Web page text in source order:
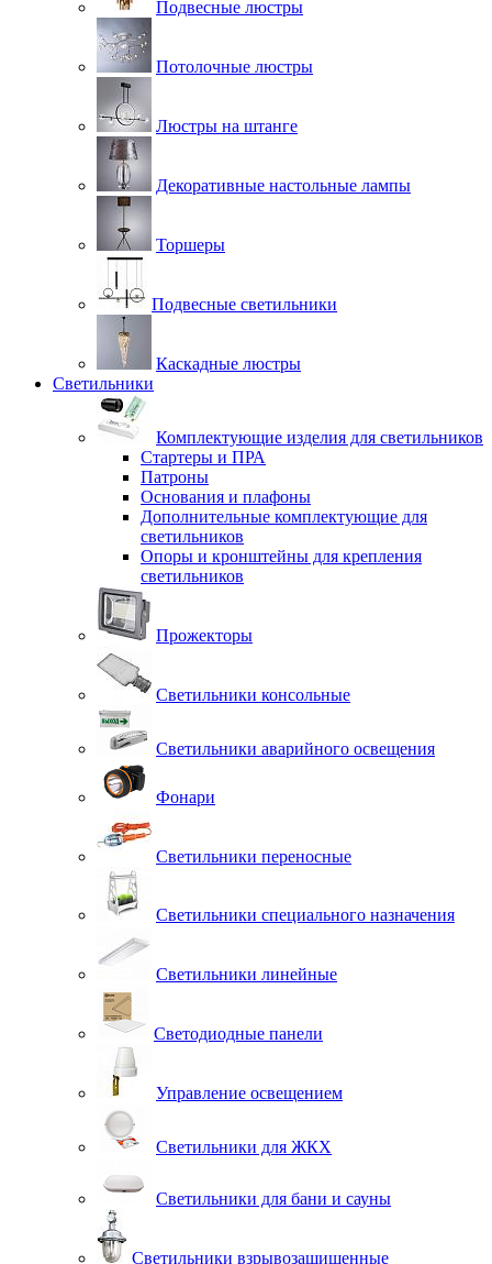
Подвесные люстры
Потолочные люстры
Люстры на штанге
Декоративные настольные лампы
Торшеры
Подвесные светильники
Каскадные люстры
Светильники
Комплектующие изделия для светильников
Стартеры и ПРА
Патроны
Основания и плафоны
Дополнительные комплектующие для
светильников
Опоры и кронштейны для крепления
светильников
Прожекторы
Светильники консольные
Светильники аварийного освещения
Фонари
Светильники переносные
Светильники специального назначения
Светильники линейные
Светодиодные панели
Управление освещением
Светильники для ЖКХ
Светильники для бани и сауны
Светильники взрывозащищенные